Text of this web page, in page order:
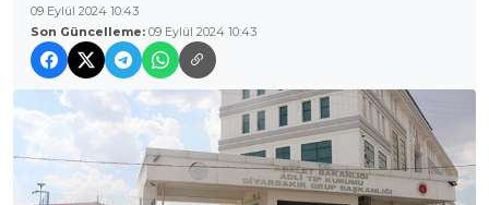
09 Eylül 2024 10:43
Son Güncelleme: 09 Eylül 2024 10:43